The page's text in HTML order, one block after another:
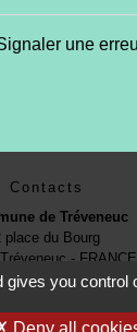
une
Contacts
de Tréveneuc
place du Bourg
- FRANCE
2 96 70 84 84
you control
Deny all